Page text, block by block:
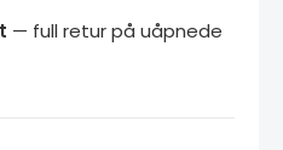
— full retur på uåpnede